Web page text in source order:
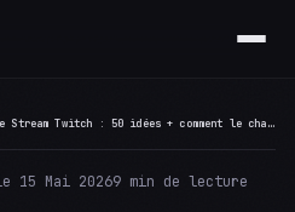
Titre Stream Twitch : 50 idées + comment le changer (2026)
15 Mai 20269 min de lecture